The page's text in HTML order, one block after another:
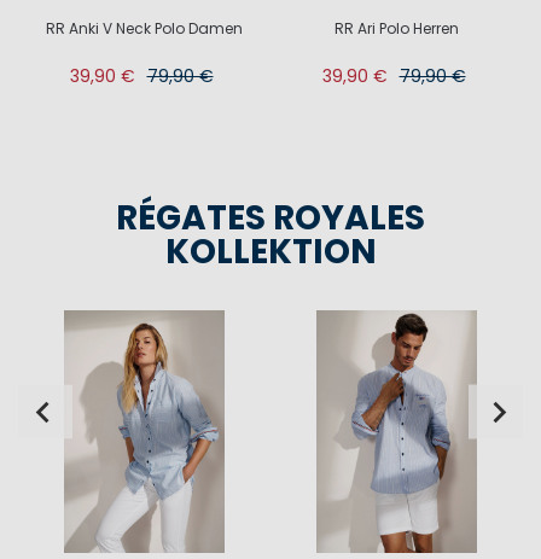
RR Anki V Neck Polo Damen
39,90 € 79,90 €
RR Ari Polo Herren
39,90 € 79,90 €
RÉGATES ROYALES
KOLLEKTION